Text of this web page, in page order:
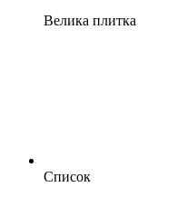
Велика плитка
Список